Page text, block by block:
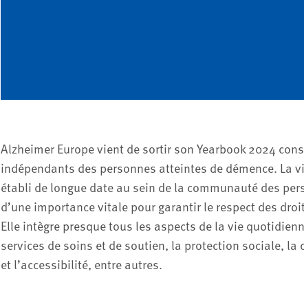
Alzheimer Europe vient de sortir son Yearbook 2024
indépendants des personnes atteintes de démence. La
établi de longue date au sein de la communauté des
d’une importance vitale pour garantir le respect des
Elle intègre presque tous les aspects de la vie
services de soins et de soutien, la protection sociale, la
et l’accessibilité, entre autres.